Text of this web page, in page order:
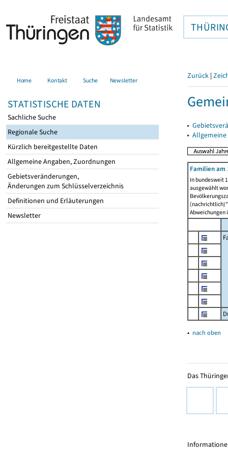
Home Kontakt Suche Newsletter
STATISTISCHE DATEN
Sachliche Suche
Regionale Suche
Kürzlich bereitgestellte Daten
Allgemeine Angaben, Zuordnungen
Gebietsveränderungen,
Änderungen zum Schlüsselverzeichnis
Definitionen und Erläuterungen
Newsletter
Zurück |
▸
▸
Familien am
In bundesweit
ausgewählt
Abweichungen
▴ nach oben
Das